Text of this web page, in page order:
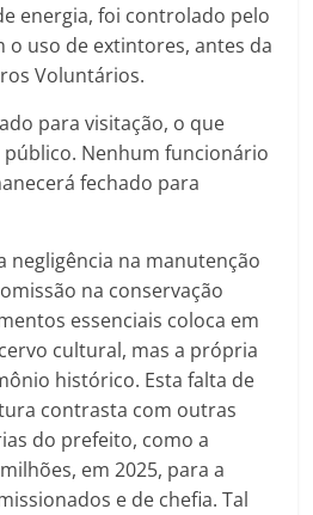
energia, foi controlado pelo
o uso de extintores, antes da
Voluntários.
para visitação, o que
Nenhum funcionário
fechado para
negligência na manutenção
na conservação
essenciais coloca em
cultural, mas a própria
histórico. Esta falta de
contrasta com outras
do prefeito, como a
em 2025, para a
e de chefia. Tal